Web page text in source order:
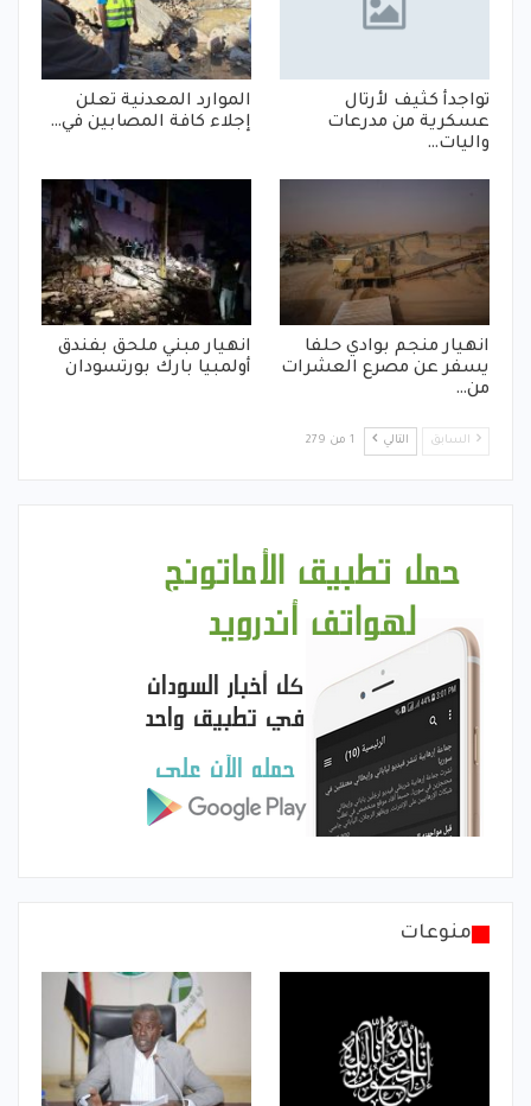
تواجدأ كثيف لأرتال
عسكرية من مدرعات
واليات…
الموارد المعدنية تعلن
إجلاء كافة المصابين في…
انهيار منجم بوادي حلفا
يسفر عن مصرع العشرات
من…
انهيار مبني ملحق بفندق
أولمبيا بارك بورتسودان
السابق التالي 1 من 279
منوعات